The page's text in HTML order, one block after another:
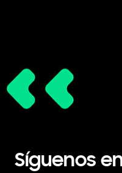
Síguenos